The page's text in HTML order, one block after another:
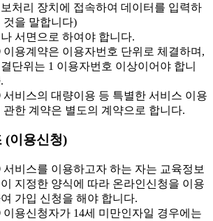
처리 장치에 접속하여 데이터를 입력하
것을 말합니다)
서면으로 하여야 합니다.
용계약은 이용자번호 단위로 체결하며,
단위는 1 이용자번호 이상이어야 합니
비스의 대량이용 등 특별한 서비스 이용
관한 계약은 별도의 계약으로 합니다.
(이용신청)
비스를 이용하고자 하는 자는 교육정보
지정한 양식에 따라 온라인신청을 이용
가입 신청을 해야 합니다.
용신청자가 14세 미만인자일 경우에는